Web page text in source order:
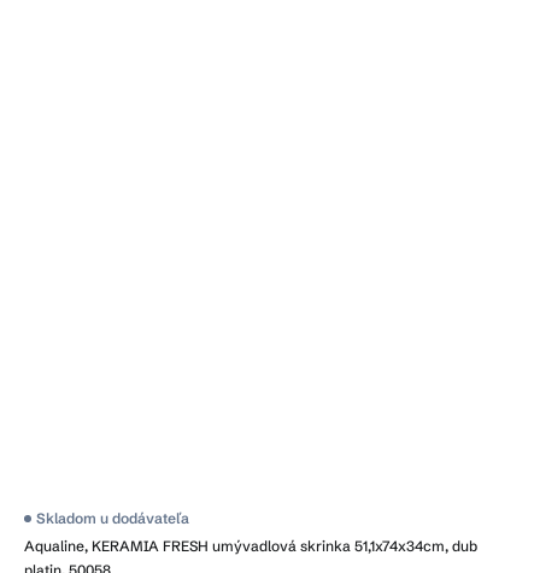
Aqualine, KERAMIA FRESH umývadlová skrinka 51,1x74x34cm, dub
Priemerné
produktu
je
Skladom u dodávateľa